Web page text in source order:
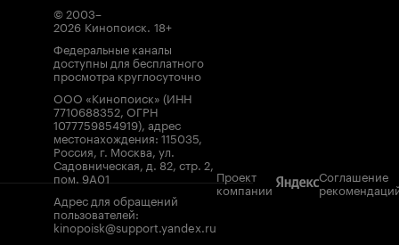
© 2003–
2026 Кинопоиск. 18+
Федеральные каналы
доступны для бесплатного
просмотра круглосуточно
ООО «Кинопоиск» (ИНН
7710688352, ОГРН
1077759854919), адрес
местонахождения: 115035,
Россия, г. Москва, ул.
Садовническая, д. 82, стр. 2,
пом. 9А01
Адрес для обращений
пользователей:
kinopoisk@support.yandex.ru
Проект
компании
Соглашение